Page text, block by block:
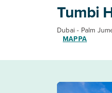
Tumbi
Dubai - Palm
MAPPA